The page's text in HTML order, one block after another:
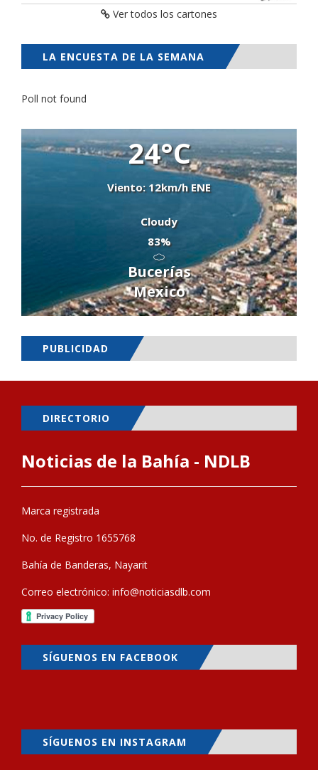
Ver todos los cartones
LA ENCUESTA DE LA SEMANA
Poll not found
24°C
Viento: 12km/h ENE
Cloudy
83%
Bucerías
Mexico
PUBLICIDAD
DIRECTORIO
Noticias de la Bahía - NDLB
Marca registrada
No. de Registro 1655768
Bahía de Banderas, Nayarit
Correo electrónico: info@noticiasdlb.com
SÍGUENOS EN FACEBOOK
SÍGUENOS EN INSTAGRAM